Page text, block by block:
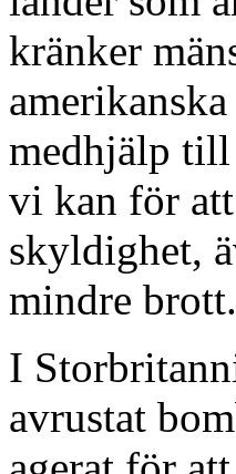
kränker
medhjälp
vi kan för
skyldighet,
mindre brott.
I
avrustat